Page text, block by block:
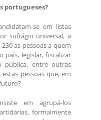
portugueses?
se em listas
sufrágio universal, a
as pessoas a quem
legislar, fiscalizar
pública, entre outras
pessoas que, em
em agrupá-los
formalmente